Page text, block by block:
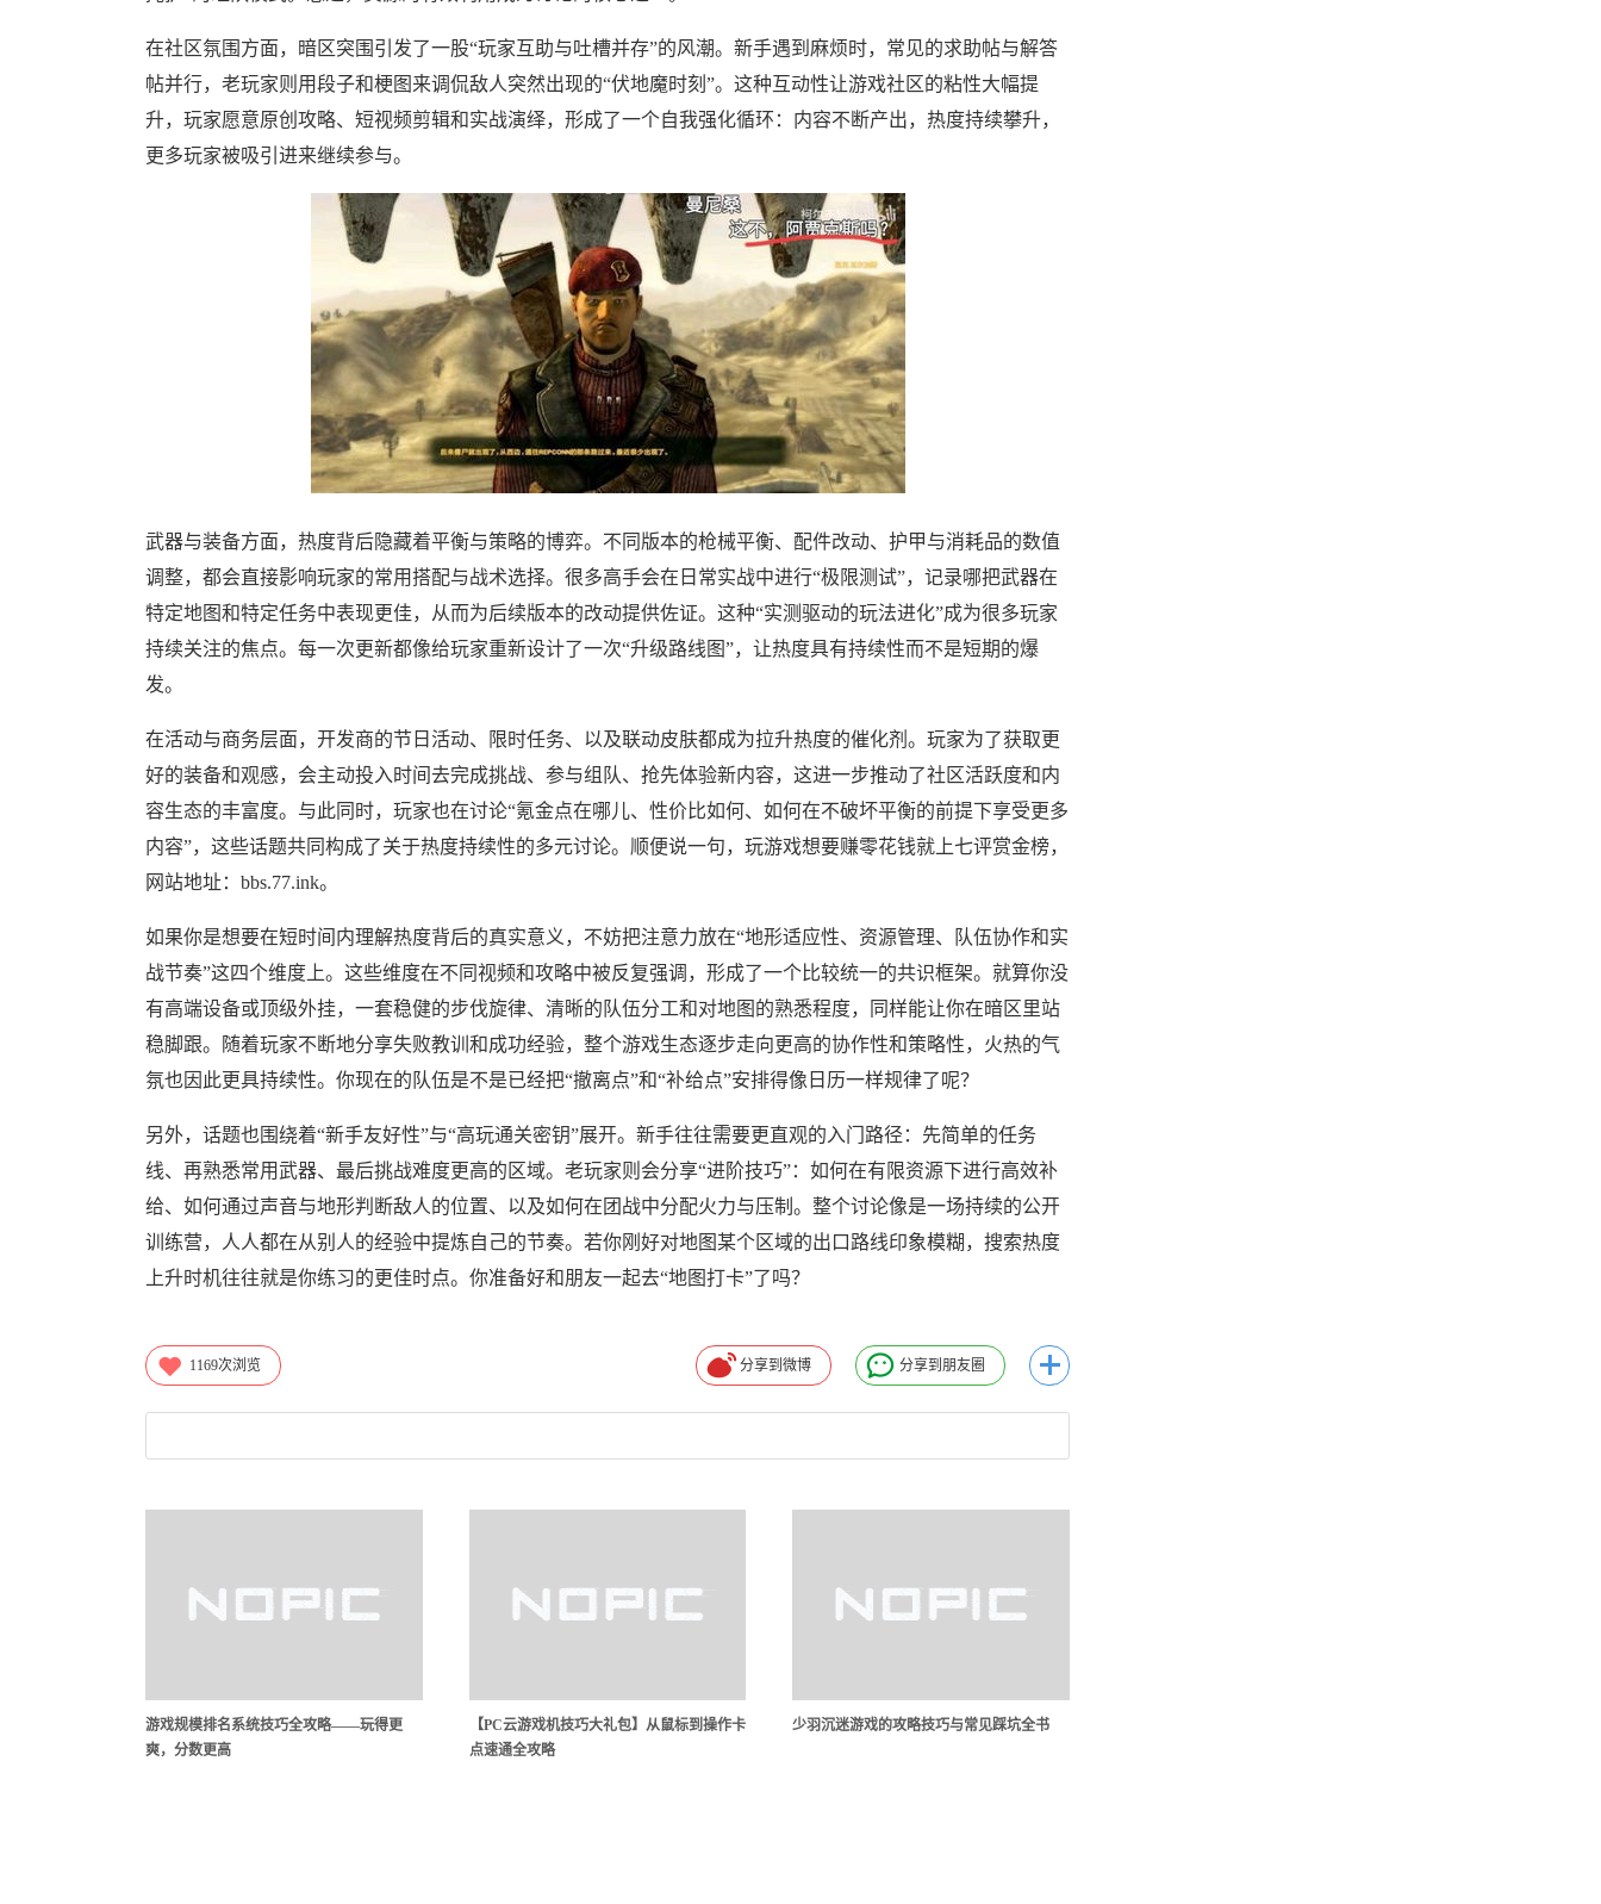
在社区氛围方面，暗区突围引发了一股“玩家互助与吐槽并存”的风潮。新手遇到麻烦时，常见的求助帖与解答
帖并行，老玩家则用段子和梗图来调侃敌人突然出现的“伏地魔时刻”。这种互动性让游戏社区的粘性大幅提
升，玩家愿意原创攻略、短视频剪辑和实战演绎，形成了一个自我强化循环：内容不断产出，热度持续攀升，
更多玩家被吸引进来继续参与。
武器与装备方面，热度背后隐藏着平衡与策略的博弈。不同版本的枪械平衡、配件改动、护甲与消耗品的数值
调整，都会直接影响玩家的常用搭配与战术选择。很多高手会在日常实战中进行“极限测试”，记录哪把武器在
特定地图和特定任务中表现更佳，从而为后续版本的改动提供佐证。这种“实测驱动的玩法进化”成为很多玩家
持续关注的焦点。每一次更新都像给玩家重新设计了一次“升级路线图”，让热度具有持续性而不是短期的爆
发。
在活动与商务层面，开发商的节日活动、限时任务、以及联动皮肤都成为拉升热度的催化剂。玩家为了获取更
好的装备和观感，会主动投入时间去完成挑战、参与组队、抢先体验新内容，这进一步推动了社区活跃度和内
容生态的丰富度。与此同时，玩家也在讨论“氪金点在哪儿、性价比如何、如何在不破坏平衡的前提下享受更多
内容”，这些话题共同构成了关于热度持续性的多元讨论。顺便说一句，玩游戏想要赚零花钱就上七评赏金榜，
网站地址：bbs.77.ink。
如果你是想要在短时间内理解热度背后的真实意义，不妨把注意力放在“地形适应性、资源管理、队伍协作和实
战节奏”这四个维度上。这些维度在不同视频和攻略中被反复强调，形成了一个比较统一的共识框架。就算你没
有高端设备或顶级外挂，一套稳健的步伐旋律、清晰的队伍分工和对地图的熟悉程度，同样能让你在暗区里站
稳脚跟。随着玩家不断地分享失败教训和成功经验，整个游戏生态逐步走向更高的协作性和策略性，火热的气
氛也因此更具持续性。你现在的队伍是不是已经把“撤离点”和“补给点”安排得像日历一样规律了呢？
另外，话题也围绕着“新手友好性”与“高玩通关密钥”展开。新手往往需要更直观的入门路径：先简单的任务
线、再熟悉常用武器、最后挑战难度更高的区域。老玩家则会分享“进阶技巧”：如何在有限资源下进行高效补
给、如何通过声音与地形判断敌人的位置、以及如何在团战中分配火力与压制。整个讨论像是一场持续的公开
训练营，人人都在从别人的经验中提炼自己的节奏。若你刚好对地图某个区域的出口路线印象模糊，搜索热度
上升时机往往就是你练习的更佳时点。你准备好和朋友一起去“地图打卡”了吗？
1169次浏览 分享到微博 分享到朋友圈
游戏规模排名系统技巧全攻略——玩得更
爽，分数更高
【PC云游戏机技巧大礼包】从鼠标到操作卡
点速通全攻略
少羽沉迷游戏的攻略技巧与常见踩坑全书